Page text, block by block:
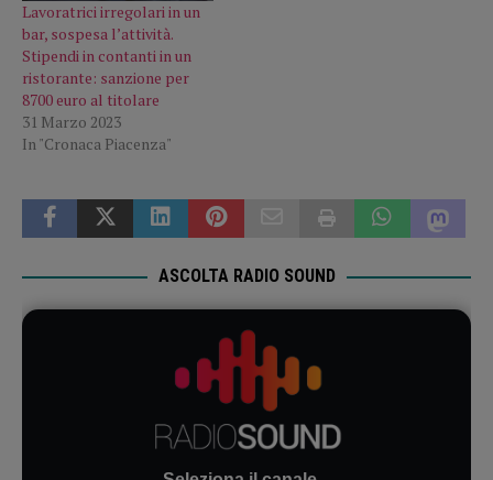
Lavoratrici irregolari in un
bar, sospesa l’attività.
Stipendi in contanti in un
ristorante: sanzione per
8700 euro al titolare
31 Marzo 2023
In "Cronaca Piacenza"
ASCOLTA RADIO SOUND